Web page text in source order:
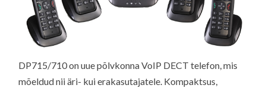
DP715/710 on uue põlvkonna VoIP DECT telefon, mis
mõeldud nii äri- kui erakasutajatele. Kompaktsus,